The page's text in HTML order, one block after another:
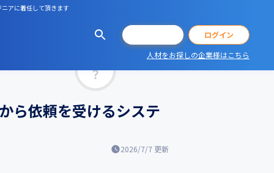
アに着任して頂きます
ログイン
人材をお探しの企業様はこちら
ら依頼を受けるシステ
2026/7/7 更新